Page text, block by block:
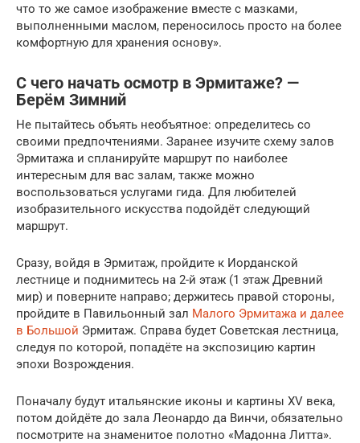
что то же самое изображение вместе с мазками,
выполненными маслом, переносилось просто на более
комфортную для хранения основу».
С чего начать осмотр в Эрмитаже? —
Берём Зимний
Не пытайтесь объять необъятное: определитесь со
своими предпочтениями. Заранее изучите схему залов
Эрмитажа и спланируйте маршрут по наиболее
интересным для вас залам, также можно
воспользоваться услугами гида. Для любителей
изобразительного искусства подойдёт следующий
маршрут.
Сразу, войдя в Эрмитаж, пройдите к Иорданской
лестнице и поднимитесь на 2-й этаж (1 этаж Древний
мир) и поверните направо; держитесь правой стороны,
пройдите в Павильонный зал Малого Эрмитажа и далее
в Большой Эрмитаж. Справа будет Советская лестница,
следуя по которой, попадёте на экспозицию картин
эпохи Возрождения.
Поначалу будут итальянские иконы и картины XV века,
потом дойдёте до зала Леонардо да Винчи, обязательно
посмотрите на знаменитое полотно «Мадонна Литта».